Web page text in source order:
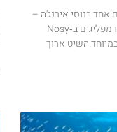
בנוסי אירנג'ה –
המקום שבו הים מספר סיפור אנחנו מפליגים ב‑Nosy